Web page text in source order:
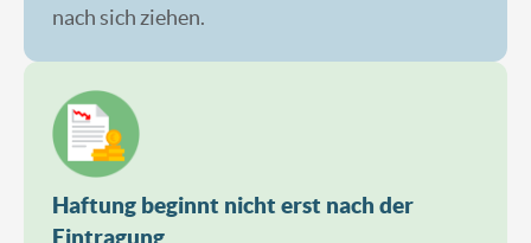
nach sich ziehen.
Haftung beginnt nicht erst nach der
Eintragung